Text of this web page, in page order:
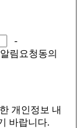
-
림요청동의
개인정보 내
바랍니다.